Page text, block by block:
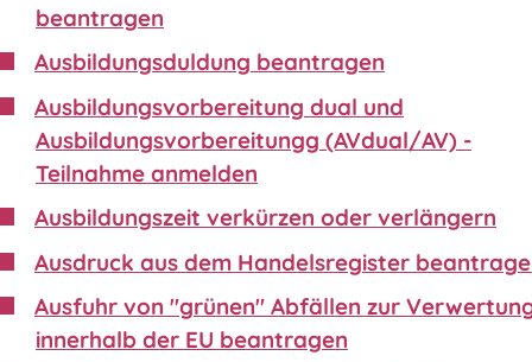
beantragen
Ausbildungsduldung beantragen
Ausbildungsvorbereitung dual und
Ausbildungsvorbereitungg (AVdual/AV) -
Teilnahme anmelden
Ausbildungszeit verkürzen oder verlängern
Ausdruck aus dem Handelsregister
Ausfuhr von "grünen" Abfällen zur
innerhalb der EU beantragen